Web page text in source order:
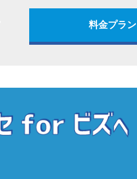
料金プラン